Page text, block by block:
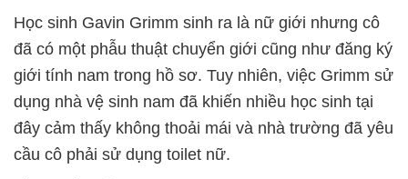
Học sinh Gavin Grimm sinh ra là nữ giới nhưng cô
đã có một phẫu thuật chuyển giới cũng như đăng ký
giới tính nam trong hồ sơ. Tuy nhiên, việc Grimm sử
dụng nhà vệ sinh nam đã khiến nhiều học sinh tại
đây cảm thấy không thoải mái và nhà trường đã yêu
cầu cô phải sử dụng toilet nữ.